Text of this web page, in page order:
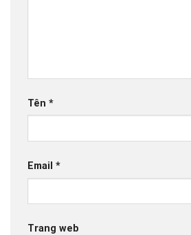
Tên *
Email *
Trang web